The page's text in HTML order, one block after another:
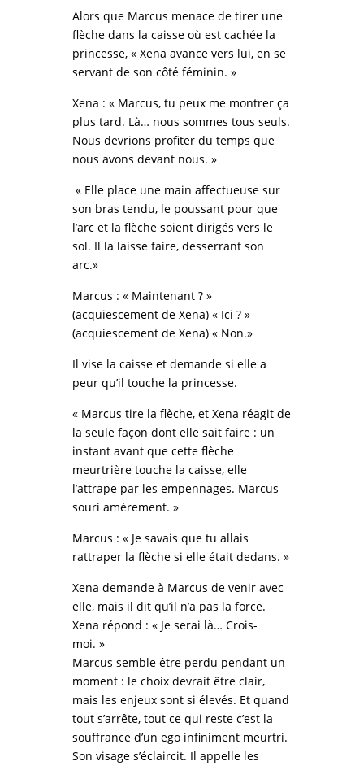
Alors que Marcus menace de tirer une
flèche dans la caisse où est cachée la
princesse, « Xena avance vers lui, en se
servant de son côté féminin. »
Xena : « Marcus, tu peux me montrer ça
plus tard. Là… nous sommes tous seuls.
Nous devrions profiter du temps que
nous avons devant nous. »
« Elle place une main affectueuse sur
son bras tendu, le poussant pour que
l’arc et la flèche soient dirigés vers le
sol. Il la laisse faire, desserrant son
arc.»
Marcus : « Maintenant ? »
(acquiescement de Xena) « Ici ? »
(acquiescement de Xena) « Non.»
Il vise la caisse et demande si elle a
peur qu’il touche la princesse.
« Marcus tire la flèche, et Xena réagit de
la seule façon dont elle sait faire : un
instant avant que cette flèche
meurtrière touche la caisse, elle
l’attrape par les empennages. Marcus
souri amèrement. »
Marcus : « Je savais que tu allais
rattraper la flèche si elle était dedans. »
Xena demande à Marcus de venir avec
elle, mais il dit qu’il n’a pas la force.
Xena répond : « Je serai là… Crois-
moi. »
Marcus semble être perdu pendant un
moment : le choix devrait être clair,
mais les enjeux sont si élevés. Et quand
tout s’arrête, tout ce qui reste c’est la
souffrance d’un ego infiniment meurtri.
Son visage s’éclaircit. Il appelle les